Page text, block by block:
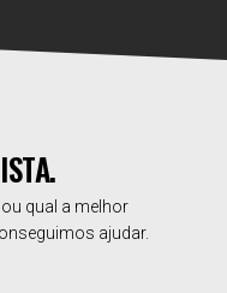
qual a melhor
ajudar.